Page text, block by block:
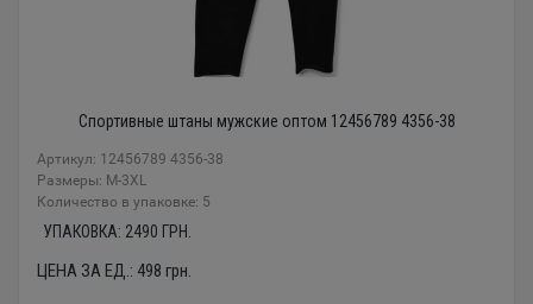
Спортивные штаны мужские оптом 12456789 4356-38
Артикул: 12456789 4356-38
Размеры: М-3XL
Количество в упаковке: 5
УПАКОВКА: 2490 ГРН.
ЦЕНА ЗА ЕД.: 498 грн.